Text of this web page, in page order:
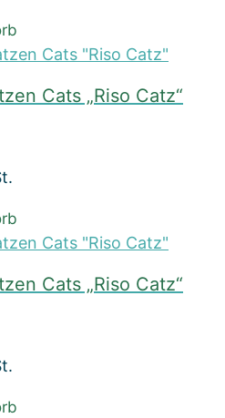
Cats „Riso Catz“
Cats „Riso Catz“